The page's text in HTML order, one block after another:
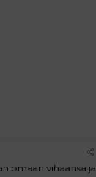
omaan vihaansa ja